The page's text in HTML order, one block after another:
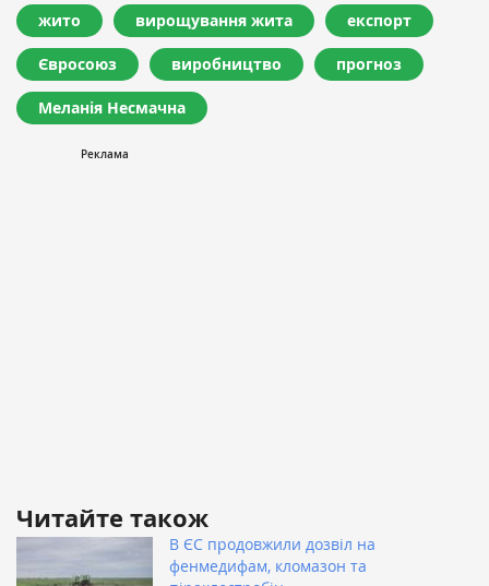
жито вирощування жита експорт
Євросоюз виробництво прогноз
Меланія Несмачна
Читайте також
В ЄС продовжили дозвіл на
фенмедифам, кломазон та